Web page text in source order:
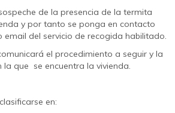
de la presencia de la termita
y por tanto se ponga en contacto
del servicio de recogida habilitado.
el procedimiento a seguir y la
la que se encuentra la vivienda.
en: